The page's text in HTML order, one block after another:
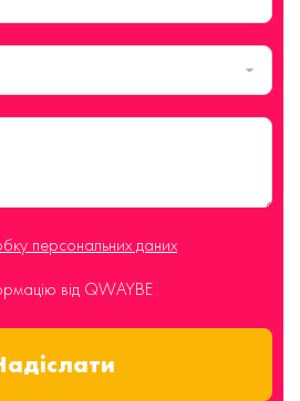
персональних даних
від QWAYBE